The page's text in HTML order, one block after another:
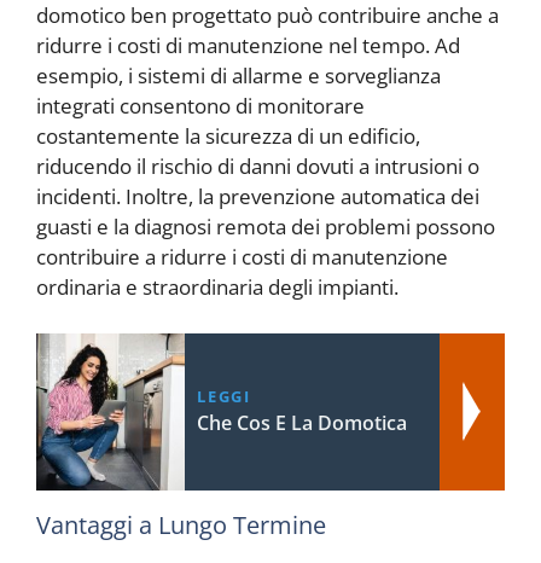
domotico ben progettato può contribuire anche a
ridurre i costi di manutenzione nel tempo. Ad
esempio, i sistemi di allarme e sorveglianza
integrati consentono di monitorare
costantemente la sicurezza di un edificio,
riducendo il rischio di danni dovuti a intrusioni o
incidenti. Inoltre, la prevenzione automatica dei
guasti e la diagnosi remota dei problemi possono
contribuire a ridurre i costi di manutenzione
ordinaria e straordinaria degli impianti.
LEGGI
Che Cos E La Domotica
Vantaggi a Lungo Termine